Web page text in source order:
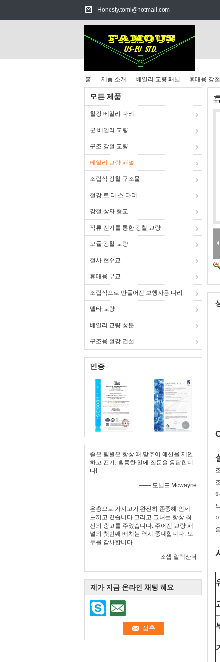
Honesty.tomi@hotmail.com
홈 제품 소개 베일리 교량 패널 휴대용 강
모든 제품
철강 베일리 다리
군 베일리 교량
구조 강철 교량
베일리 교량 패널
조립식 강철 구조물
철강 트 러 스 다리
강철 상자 형교
직류 전기를 통한 강철 교량
모듈 강철 교량
철사 현수교
휴대용 부교
조립식으로 만들어진 보행자용 다리
델타 교량
베일리 교량 성분
구조용 철강 건설
인증
좋은 팀원은 항상 때 맞추어 예산을 제안
하고 끈기, 훌륭한 일에 질문을 응답합니
다!
—— 도널드 Mcwayne
은총으로 가지고가 완전히 존중해 언제
느끼고 있습니다 그리고 그녀는 항상 최
선의 충고를 주었습니다. 주어진 교량 패
널의 첫번째 배치는 역시 중대합니다. 모
두를 감사합니다.
—— 조셉 알렉산더
제가 지금 온라인 채팅 해요